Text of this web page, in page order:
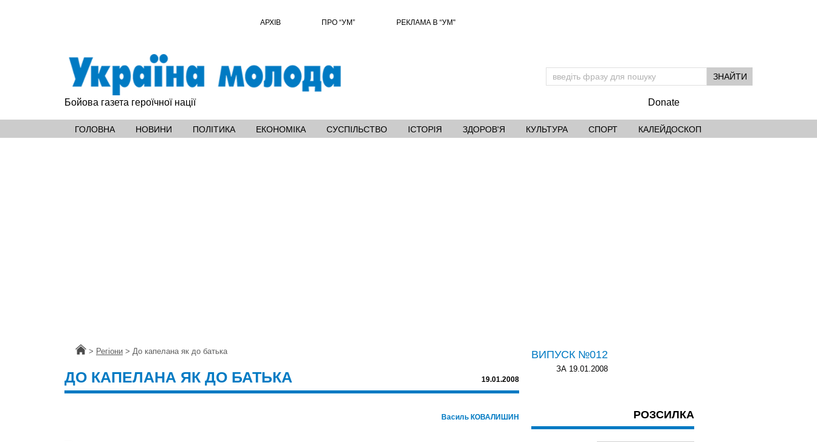
АРХІВ ПРО “УМ” РЕКЛАМА В “УМ"
Бойова газета героїчної нації Donate
ГОЛОВНА НОВИНИ ПОЛІТИКА ЕКОНОМІКА СУСПІЛЬСТВО ІСТОРІЯ ЗДОРОВ'Я КУЛЬТУРА СПОРТ КАЛЕЙДОСКОП
Головна
> Регіони > До капелана як до батька
ДО КАПЕЛАНА ЯК ДО БАТЬКА 19.01.2008
Василь КОВАЛИШИН
ВИПУСК №012
ЗА 19.01.2008
РОЗСИЛКА